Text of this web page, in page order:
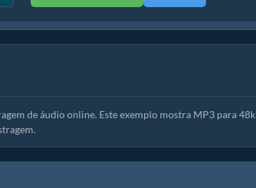
de áudio online. Este exemplo mostra MP3 para